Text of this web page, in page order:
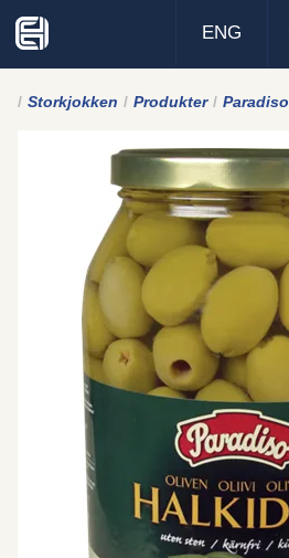
ENG
Storkjokken Produkter Paradiso